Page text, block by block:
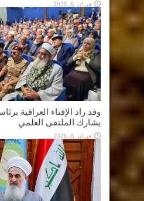
فبراير 8, 2026
وفد راد الإفتاء العراقية
يشارك الملتقى العلمي
فبراير 8, 2026